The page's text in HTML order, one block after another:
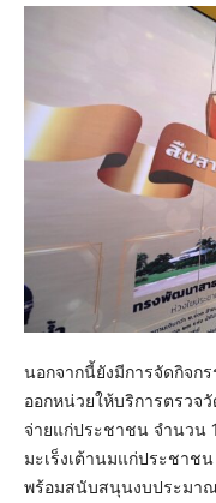
นอกจากนี้ยังมีการจัดกิจก
ออกหน่วยให้บริการตรวจ
จ่ายแก่ประชาชน จำนวน
มะเร็งเต้านมแก่ประชา
พร้อมสนับสนุนงบประมาณ